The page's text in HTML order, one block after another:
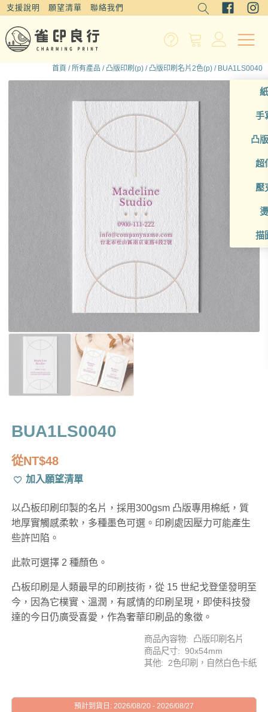
支援說明 願望清單 聯絡我們
手
凸
超
壓
描
首頁 /所有產品 / 凸版印刷(p) / 凸版印刷名片2色(p) / BUA1LS0040
BUA1LS0040
從NT$48
加入願望清單
以凸板印刷印製的名片，採用300gsm 凸版專用棉紙，質
地厚實觸感柔軟，多種墨色可選。印刷處因壓力可能產生
些許凹陷。
此款可選擇 2 種顏色。
凸板印刷是人類最早的印刷技術，從 15 世紀戈登堡發明至
今，因為它樸實、溫潤，有感情的印刷呈現，即使科技發
達的今日仍廣受喜愛，作為奢華印刷品的象徵。
商品內容物: 凸版印刷名片
商品尺寸: 90x54mm
其他: 2色印刷，自然白色卡紙
預計到貨日: 2026/08/20 - 2026/08/27